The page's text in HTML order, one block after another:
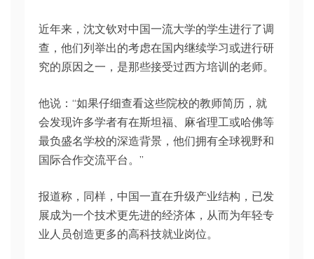
近年来，沈文钦对中国一流大学的学生进行了调
查，他们列举出的考虑在国内继续学习或进行研
究的原因之一，是那些接受过西方培训的老师。
他说：“如果仔细查看这些院校的教师简历，就
会发现许多学者有在斯坦福、麻省理工或哈佛等
最负盛名学校的深造背景，他们拥有全球视野和
国际合作交流平台。”
报道称，同样，中国一直在升级产业结构，已发
展成为一个技术更先进的经济体，从而为年轻专
业人员创造更多的高科技就业岗位。